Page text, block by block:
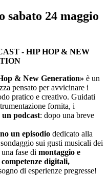
24 maggio
- HIP HOP & NEW
& New Generation» è un
pensato per avvicinare i
pratico e creativo. Guidati
fornita, i
un podcast: dopo una breve
un episodio dedicato alla
sui gusti musicali dei
fase di montaggio e
digitali,
di esperienze pregresse!